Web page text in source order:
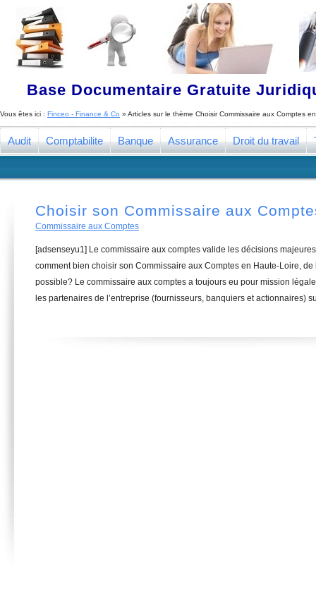
Base Documentaire Gratuite
Vous êtes ici : Finceo - Finance & Co » Articles sur le thème Choisir Commissaire aux Comptes
Audit Comptabilite Banque Assurance Droit du travail
Choisir son Commissaire aux
Commissaire aux Comptes
[adsenseyu1] Le commissaire aux comptes valide les décisions
comment bien choisir son Commissaire aux Comptes en Haute-Loire,
possible? Le commissaire aux comptes a toujours eu pour mission
les partenaires de l’entreprise (fournisseurs, banquiers et actionnaires)